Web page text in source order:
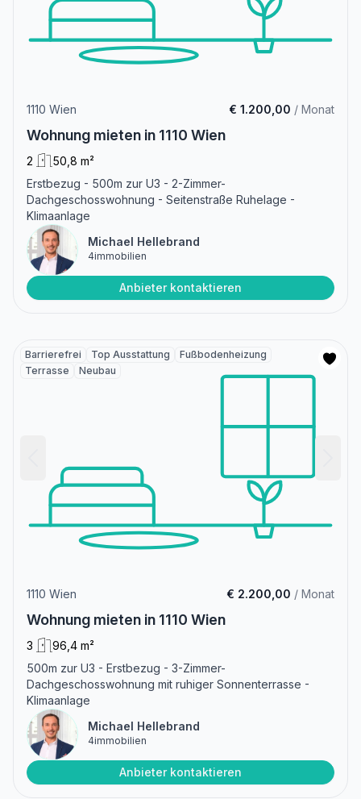
1110 Wien € 1.200,00 / Monat
Wohnung mieten in 1110 Wien
2
50,8 m²
Erstbezug - 500m zur U3 - 2-Zimmer-
Dachgeschosswohnung - Seitenstraße Ruhelage -
Klimaanlage
Michael Hellebrand
4immobilien
Anbieter kontaktieren
Barrierefrei Top Ausstattung
Fußbodenheizung
Terrasse
Neubau
1110 Wien € 2.200,00 / Monat
Wohnung mieten in 1110 Wien
3
96,4 m²
500m zur U3 - Erstbezug - 3-Zimmer-
Dachgeschosswohnung mit ruhiger Sonnenterrasse -
Klimaanlage
Michael Hellebrand
4immobilien
Anbieter kontaktieren